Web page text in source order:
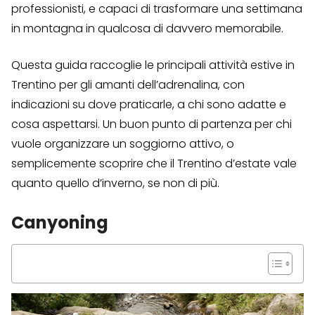
professionisti, e capaci di trasformare una settimana
in montagna in qualcosa di davvero memorabile.
Questa guida raccoglie le principali attività estive in
Trentino per gli amanti dell’adrenalina, con
indicazioni su dove praticarle, a chi sono adatte e
cosa aspettarsi. Un buon punto di partenza per chi
vuole organizzare un soggiorno attivo, o
semplicemente scoprire che il Trentino d’estate vale
quanto quello d’inverno, se non di più.
Canyoning